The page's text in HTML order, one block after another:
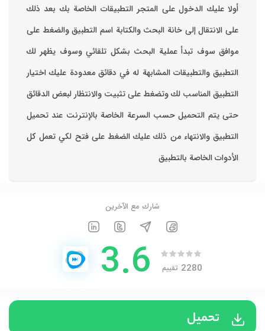
‏أولا عليك الدخول على المتجر التطبيقات الخاصة بك ‏بعد ذلك
على الانتقال إلى خانة البحث والكتابة اسم التطبيق والضغط على
موافق ‏سوف تبدأ عملية البحث بشكل تلقائي وسوف يظهر لك
التطبيق والتطبيقات المشابهة له في دقائق معدودة ‏عليك اختيار
التطبيق المناسب لك وتضغط على تثبيت والانتظار لبعض الدقائق
حتى يتم التحميل حسب السرعة الخاصة بالإنترنت ‏عند تحميل
التطبيق والانتهاء من ذلك عليك الضغط على فتح لكي تعمل كل
الأدوات الخاصة بالتطبيق
شارك مع الآخرين
2280 تقييم 3.6
تحميل